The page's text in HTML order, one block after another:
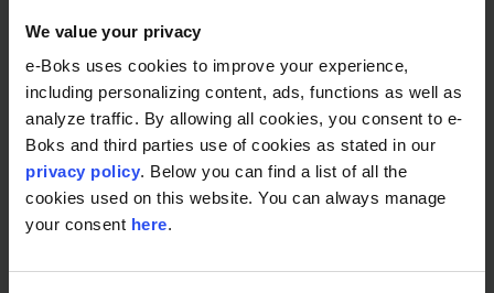
We value your privacy
e-Boks uses cookies to improve your experience,
including personalizing content, ads, functions as well as
analyze traffic. By allowing all cookies, you consent to e-
Boks and third parties use of cookies as stated in our
privacy policy. Below you can find a list of all the
cookies used on this website. You can always manage
your consent here.
Sikker distribution
Intect: Effektiv distribution af digitale
lønsedler